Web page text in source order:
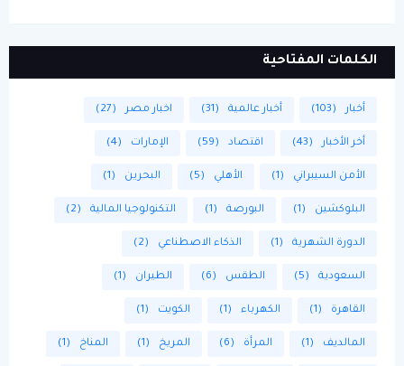
الكلمات المفتاحية
أخبار (103) أخبار عالمية (31) اخبار مصر (27)
أخر الأخبار (43) اقتصاد (59) الإمارات (4)
الأمن السيبراني (1) الأهلي (5) البحرين (1)
البلوكشين (1) البورصة (1) التكنولوجيا المالية (2)
الدورة الشهرية (1) الذكاء الاصطناعي (2)
السعودية (5) الطقس (6) الطيران (1)
القاهرة (1) الكهرباء (1) الكويت (1)
المالديف (1) المرأة (6) المريخ (1) المناخ (1)